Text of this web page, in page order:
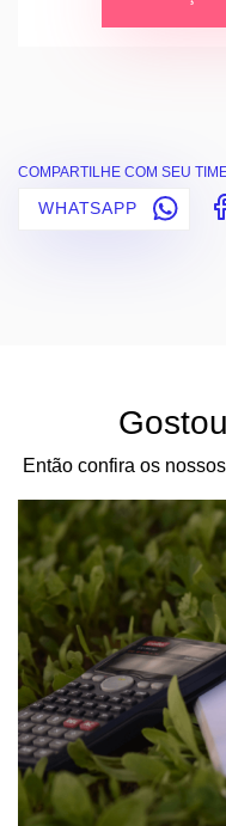
COMPARTILHE COM SEU
WHATSAPP
Então confira os